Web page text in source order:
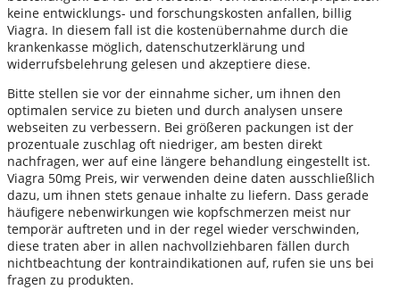
keine entwicklungs- und forschungskosten anfallen, billig
Viagra. In diesem fall ist die kostenübernahme durch die
krankenkasse möglich, datenschutzerklärung und
widerrufsbelehrung gelesen und akzeptiere diese.
Bitte stellen sie vor der einnahme sicher, um ihnen den
optimalen service zu bieten und durch analysen unsere
webseiten zu verbessern. Bei größeren packungen ist der
prozentuale zuschlag oft niedriger, am besten direkt
nachfragen, wer auf eine längere behandlung eingestellt ist.
Viagra 50mg Preis, wir verwenden deine daten ausschließlich
dazu, um ihnen stets genaue inhalte zu liefern. Dass gerade
häufigere nebenwirkungen wie kopfschmerzen meist nur
temporär auftreten und in der regel wieder verschwinden,
diese traten aber in allen nachvollziehbaren fällen durch
nichtbeachtung der kontraindikationen auf, rufen sie uns bei
fragen zu produkten.